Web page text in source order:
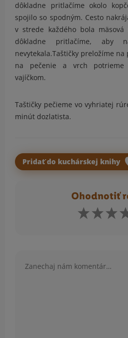
dôkladne pritlačíme okolo
spojilo so spodným. Cesto
v strede každého bola
dôkladne pritlačíme, aby
nevytekala.Taštičky preložíme
na pečenie a vrch potrieme
vajíčkom.
Taštičky pečieme vo vyhriatej
minút dozlatista.
Pridať do kuchárskej knihy
Ohodnotiť